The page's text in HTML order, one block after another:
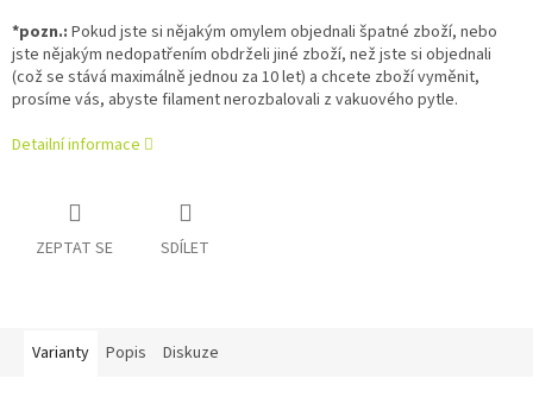
*pozn.: Pokud jste si nějakým omylem objednali špatné zboží, nebo
jste nějakým nedopatřením obdrželi jiné zboží, než jste si objednali
(což se stává maximálně jednou za 10 let) a chcete zboží vyměnit,
prosíme vás, abyste filament nerozbalovali z vakuového pytle.
Detailní informace
ZEPTAT SE SDÍLET
Varianty Popis Diskuze